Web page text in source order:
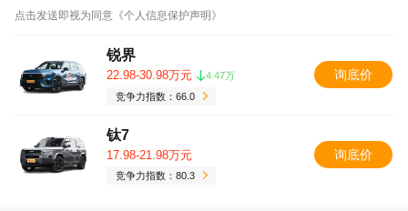
点击发送即视为同意《个人信息保护声明》
锐界
22.98-30.98万元
4.47万
竞争力指数：66.0
询底价
钛7
17.98-21.98万元
竞争力指数：80.3
询底价